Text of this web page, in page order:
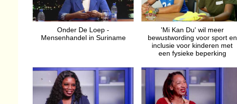
Onder De Loep -
Mensenhandel in Suriname
'Mi Kan Du' wil meer
bewustwording voor sport en
inclusie voor kinderen met
een fysieke beperking